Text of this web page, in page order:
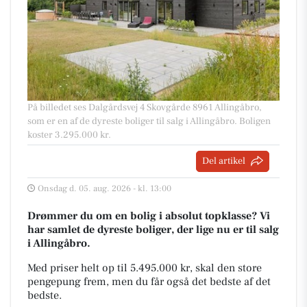
På billedet ses Dalgårdsvej 4 Skovgårde 8961 Allingåbro,
som er en af de dyreste boliger til salg i Allingåbro. Boligen
koster 3.295.000 kr.
Del artikel
Onsdag d. 05. aug. 2026 - kl. 13:00
Drømmer du om en bolig i absolut topklasse? Vi
har samlet de dyreste boliger, der lige nu er til salg
i Allingåbro.
Med priser helt op til 5.495.000 kr, skal den store
pengepung frem, men du får også det bedste af det
bedste.